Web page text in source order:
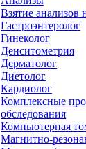
Взятие анализов
Гастроэнтеролог
Гинеколог
Денситометрия
Дерматолог
Диетолог
Кардиолог
Комплексные
обследования
Компьютерная
Магнитно-